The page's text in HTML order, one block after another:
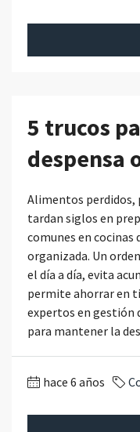
5 trucos
despensa
Alimentos perdidos,
tardan siglos en
comunes en cocinas
organizada. Un
el día a día, evita
permite ahorrar en
expertos en gestión
para mantener la
hace 6 años